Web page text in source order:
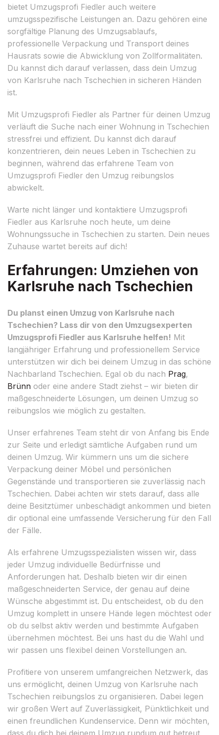
bietet Umzugsprofi Fiedler auch weitere
umzugsspezifische Leistungen an. Dazu gehören eine
sorgfältige Planung des Umzugsablaufs,
professionelle Verpackung und Transport deines
Hausrats sowie die Abwicklung von Zollformalitäten.
Du kannst dich darauf verlassen, dass dein Umzug
von Karlsruhe nach Tschechien in sicheren Händen
ist.
Mit Umzugsprofi Fiedler als Partner für deinen Umzug
verläuft die Suche nach einer Wohnung in Tschechien
stressfrei und effizient. Du kannst dich darauf
konzentrieren, dein neues Leben in Tschechien zu
beginnen, während das erfahrene Team von
Umzugsprofi Fiedler den Umzug reibungslos
abwickelt.
Warte nicht länger und kontaktiere Umzugsprofi
Fiedler aus Karlsruhe noch heute, um deine
Wohnungssuche in Tschechien zu starten. Dein neues
Zuhause wartet bereits auf dich!
Erfahrungen: Umziehen von
Karlsruhe nach Tschechien
Du planst einen Umzug von Karlsruhe nach
Tschechien? Lass dir von den Umzugsexperten
Umzugsprofi Fiedler aus Karlsruhe helfen! Mit
langjähriger Erfahrung und professionellem Service
unterstützen wir dich bei deinem Umzug in das schöne
Nachbarland Tschechien. Egal ob du nach Prag,
Brünn oder eine andere Stadt ziehst – wir bieten dir
maßgeschneiderte Lösungen, um deinen Umzug so
reibungslos wie möglich zu gestalten.
Unser erfahrenes Team steht dir von Anfang bis Ende
zur Seite und erledigt sämtliche Aufgaben rund um
deinen Umzug. Wir kümmern uns um die sichere
Verpackung deiner Möbel und persönlichen
Gegenstände und transportieren sie zuverlässig nach
Tschechien. Dabei achten wir stets darauf, dass alle
deine Besitztümer unbeschädigt ankommen und bieten
dir optional eine umfassende Versicherung für den Fall
der Fälle.
Als erfahrene Umzugsspezialisten wissen wir, dass
jeder Umzug individuelle Bedürfnisse und
Anforderungen hat. Deshalb bieten wir dir einen
maßgeschneiderten Service, der genau auf deine
Wünsche abgestimmt ist. Du entscheidest, ob du den
Umzug komplett in unsere Hände legen möchtest oder
ob du selbst aktiv werden und bestimmte Aufgaben
übernehmen möchtest. Bei uns hast du die Wahl und
wir passen uns flexibel deinen Vorstellungen an.
Profitiere von unserem umfangreichen Netzwerk, das
uns ermöglicht, deinen Umzug von Karlsruhe nach
Tschechien reibungslos zu organisieren. Dabei legen
wir großen Wert auf Zuverlässigkeit, Pünktlichkeit und
einen freundlichen Kundenservice. Denn wir möchten,
dass du dich bei deinem Umzug rundum gut betreut